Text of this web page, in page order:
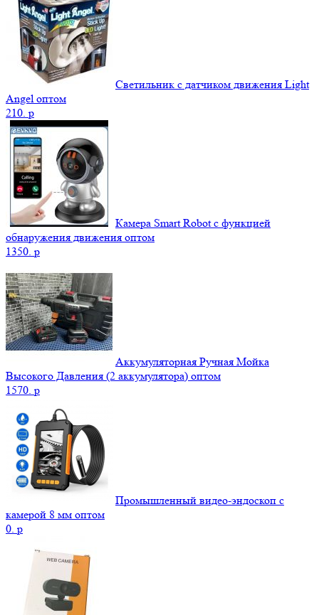
Светильник с датчиком движения Light
Angel оптом
210. p
Камера Smart Robot с функцией
обнаружения движения оптом
1350. p
Аккумуляторная Ручная Мойка
Высокого Давления (2 аккумулятора) оптом
1570. p
Промышленный видео-эндоскоп с
камерой 8 мм оптом
0. p